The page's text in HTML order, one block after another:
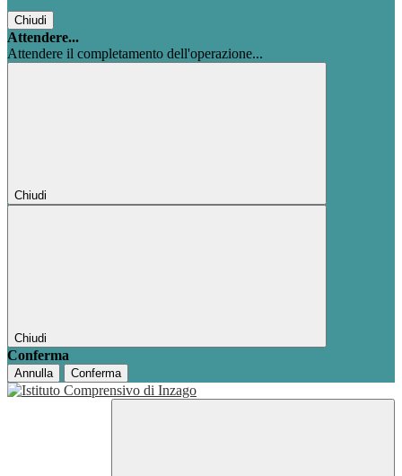
Chiudi
Attendere...
Attendere il completamento dell'operazione...
Chiudi
Chiudi
Conferma
Annulla Conferma